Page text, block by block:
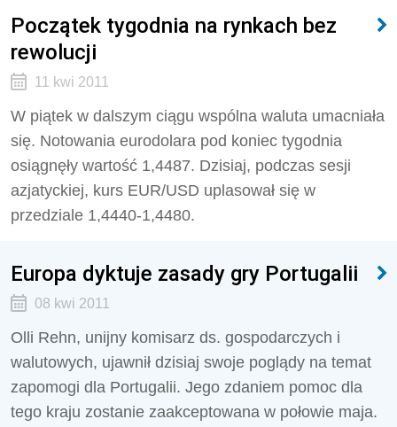
Początek tygodnia na rynkach bez
rewolucji
11 kwi 2011
W piątek w dalszym ciągu wspólna waluta umacniała
się. Notowania eurodolara pod koniec tygodnia
osiągnęły wartość 1,4487. Dzisiaj, podczas sesji
azjatyckiej, kurs EUR/USD uplasował się w
przedziale 1,4440-1,4480.
Europa dyktuje zasady gry Portugalii
08 kwi 2011
Olli Rehn, unijny komisarz ds. gospodarczych i
walutowych, ujawnił dzisiaj swoje poglądy na temat
zapomogi dla Portugalii. Jego zdaniem pomoc dla
tego kraju zostanie zaakceptowana w połowie maja.